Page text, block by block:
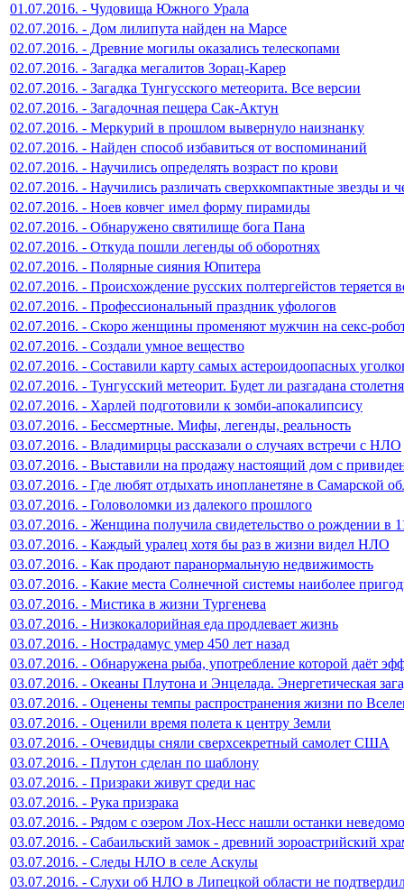
01.07.2016. - Чудовища Южного Урала
02.07.2016. - Дом лилипута найден на Марсе
02.07.2016. - Древние могилы оказались телескопами
02.07.2016. - Загадка мегалитов Зорац-Карер
02.07.2016. - Загадка Тунгусского метеорита. Все версии
02.07.2016. - Загадочная пещера Сак-Актун
02.07.2016. - Меркурий в прошлом вывернуло наизнанку
02.07.2016. - Найден способ избавиться от воспоминаний
02.07.2016. - Научились определять возраст по крови
02.07.2016. - Научились различать сверхкомпактные звезды и
02.07.2016. - Ноев ковчег имел форму пирамиды
02.07.2016. - Обнаружено святилище бога Пана
02.07.2016. - Откуда пошли легенды об оборотнях
02.07.2016. - Полярные сияния Юпитера
02.07.2016. - Происхождение русских полтергейстов теряется
02.07.2016. - Профессиональный праздник уфологов
02.07.2016. - Скоро женщины променяют мужчин на секс-
02.07.2016. - Создали умное вещество
02.07.2016. - Составили карту самых астероидоопасных
02.07.2016. - Тунгусский метеорит. Будет ли разгадана
02.07.2016. - Харлей подготовили к зомби-апокалипсису
03.07.2016. - Бессмертные. Мифы, легенды, реальность
03.07.2016. - Владимирцы рассказали о случаях встречи с НЛО
03.07.2016. - Выставили на продажу настоящий дом с
03.07.2016. - Где любят отдыхать инопланетяне в Самарской
03.07.2016. - Головоломки из далекого прошлого
03.07.2016. - Женщина получила свидетельство о рождении в
03.07.2016. - Каждый уралец хотя бы раз в жизни видел НЛО
03.07.2016. - Как продают паранормальную недвижимость
03.07.2016. - Какие места Солнечной системы наиболее
03.07.2016. - Мистика в жизни Тургенева
03.07.2016. - Низкокалорийная еда продлевает жизнь
03.07.2016. - Нострадамус умер 450 лет назад
03.07.2016. - Обнаружена рыба, употребление которой даёт
03.07.2016. - Океаны Плутона и Энцелада. Энергетическая
03.07.2016. - Оценены темпы распространения жизни по
03.07.2016. - Оценили время полета к центру Земли
03.07.2016. - Очевидцы сняли сверхсекретный самолет США
03.07.2016. - Плутон сделан по шаблону
03.07.2016. - Призраки живут среди нас
03.07.2016. - Рука призрака
03.07.2016. - Рядом с озером Лох-Несс нашли останки
03.07.2016. - Сабаильский замок - древний зороастрийский
03.07.2016. - Следы НЛО в селе Аскулы
03.07.2016. - Слухи об НЛО в Липецкой области не